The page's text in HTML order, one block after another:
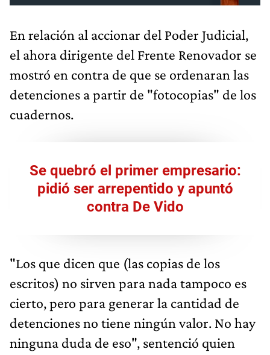
En relación al accionar del Poder Judicial,
el ahora dirigente del Frente Renovador se
mostró en contra de que se ordenaran las
detenciones a partir de "fotocopias" de los
cuadernos.
Se quebró el primer empresario:
pidió ser arrepentido y apuntó
contra De Vido
"Los que dicen que (las copias de los
escritos) no sirven para nada tampoco es
cierto, pero para generar la cantidad de
detenciones no tiene ningún valor. No hay
ninguna duda de eso", sentenció quien